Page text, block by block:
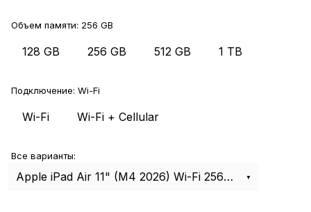
Объем памяти: 256 GB
128 GB 256 GB 512 GB 1 TB
Подключение: Wi-Fi
Wi-Fi Wi-Fi + Cellular
Все варианты:
Apple iPad Air 11" (M4 2026) Wi-Fi 256Gb Purple